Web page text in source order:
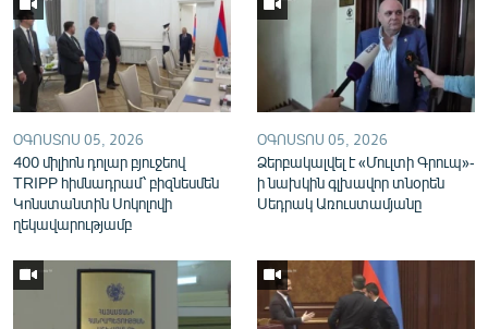
ՀԵՏԵՎԵՔ ՄԵԶ
«Ազատության» բոլոր կայքերը
ՕԳՈՍՏՈՍ 05, 2026
400 միլիոն դոլար բյուջեով
TRIPP հիմնադրամ՝ բիզնեսմեն
Կոնստանտին Սոկոլովի
ղեկավարությամբ
ՕԳՈՍՏՈՍ 05, 2026
Ձերբակալվել է «Մուլտի Գրուպ»-
ի նախկին գլխավոր տնօրեն
Սեդրակ Առուստամյանը